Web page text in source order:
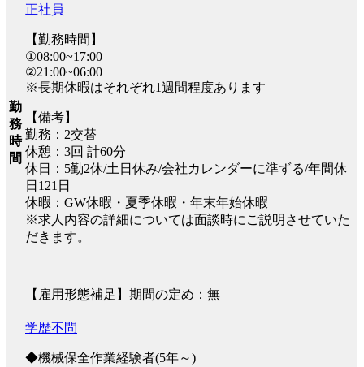
勤
務
時
間
正社員
【勤務時間】
①08:00~17:00
②21:00~06:00
※長期休暇はそれぞれ1週間程度あります
【備考】
勤務：2交替
休憩：3回 計60分
休日：5勤2休/土日休み/会社カレンダーに準ずる/年間休
日121日
休暇：GW休暇・夏季休暇・年末年始休暇
※求人内容の詳細については面談時にご説明させていた
だきます。
【雇用形態補足】期間の定め：無
学歴不問
◆機械保全作業経験者(5年～)